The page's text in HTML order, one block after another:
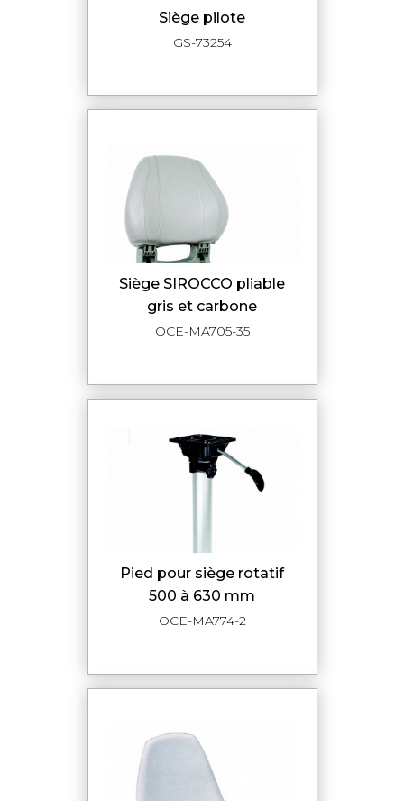
siège pilote
GS-73254
siège SIROCCO pliable
gris et carbone
OCE-MA705-35
pied pour siège rotatif
500 à 630 mm
OCE-MA774-2